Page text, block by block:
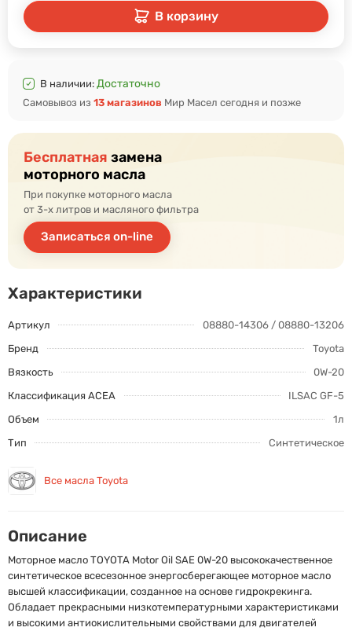
Характеристики
Артикул
08880-14306 / 08880-13206
Бренд
Toyota
Вязкость
0W-20
Классификация ACEA
ILSAC GF-5
Объем
1л
Тип
Синтетическое
Все масла Toyota
Описание
Моторное масло TOYOTA Motor Oil SAE 0W-20 высококачественное
синтетическое всесезонное энергосберегающее моторное масло
высшей классификации, созданное на основе гидрокрекинга.
Обладает прекрасными низкотемпературными характеристиками
и высокими антиокислительными свойствами для двигателей
В корзину
В наличии: Достаточно
Самовывоз из 13 магазинов Мир Масел сегодня и позже
Бесплатная замена
моторного масла
При покупке моторного масла
от 3-х литров и масляного фильтра
Записаться on-line